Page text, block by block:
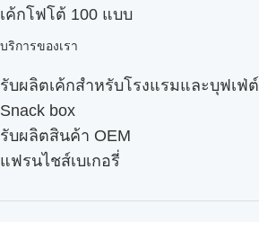
เค้กโฟโต้ 100 แบบ
บริการของเรา
รับผลิตเค้กสำหรับโรงแรมและบุฟเฟ่ต์
Snack box
รับผลิตสินค้า OEM
แฟรนไชส์เบเกอรี่